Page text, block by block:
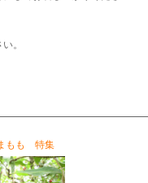
。
もも 特集